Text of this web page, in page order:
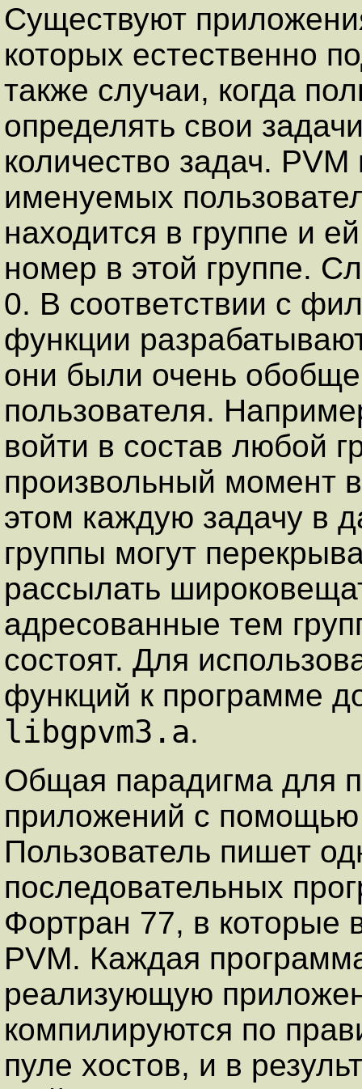
Существуют
которых естественно
также случаи, когда
определять свои
количество задач.
именуемых
находится в группе и
номер в этой группе.
0. В соответствии с
функции
они были очень
пользователя.
войти в состав любой
произвольный момент
этом каждую задачу в
группы могут
рассылать
адресованные тем
состоят. Для
функций к программе
libgpvm3.a.
Общая парадигма для
приложений с
Пользователь пишет
последовательных
Фортран 77, в которые
PVM. Каждая
реализующую
компилируются по
пуле хостов, и в